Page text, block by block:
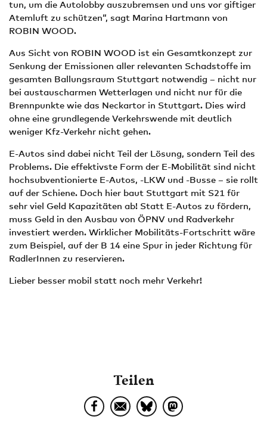
tun, um die Autolobby auszubremsen und uns vor giftiger
Atemluft zu schützen“, sagt Marina Hartmann von
ROBIN WOOD.
Aus Sicht von ROBIN WOOD ist ein Gesamtkonzept zur
Senkung der Emissionen aller relevanten Schadstoffe im
gesamten Ballungsraum Stuttgart notwendig – nicht nur
bei austauscharmen Wetterlagen und nicht nur für die
Brennpunkte wie das Neckartor in Stuttgart. Dies wird
ohne eine grundlegende Verkehrswende mit deutlich
weniger Kfz-Verkehr nicht gehen.
E-Autos sind dabei nicht Teil der Lösung, sondern Teil des
Problems. Die effektivste Form der E-Mobilität sind nicht
hochsubventionierte E-Autos, -LKW und -Busse – sie rollt
auf der Schiene. Doch hier baut Stuttgart mit S21 für
sehr viel Geld Kapazitäten ab! Statt E-Autos zu fördern,
muss Geld in den Ausbau von ÖPNV und Radverkehr
investiert werden. Wirklicher Mobilitäts-Fortschritt wäre
zum Beispiel, auf der B 14 eine Spur in jeder Richtung für
RadlerInnen zu reservieren.
Lieber besser mobil statt noch mehr Verkehr!
Teilen